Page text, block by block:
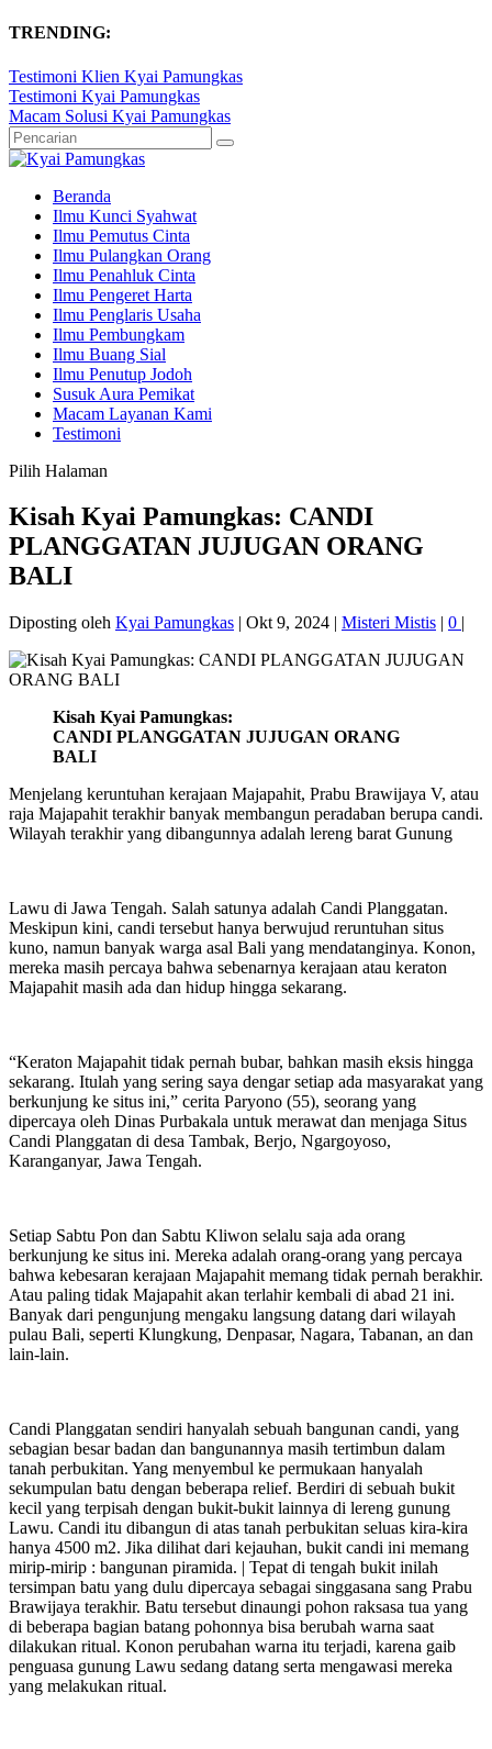
TRENDING:
Testimoni Klien Kyai Pamungkas
Testimoni Kyai Pamungkas
Macam Solusi Kyai Pamungkas
Beranda
Ilmu Kunci Syahwat
Ilmu Pemutus Cinta
Ilmu Pulangkan Orang
Ilmu Penahluk Cinta
Ilmu Pengeret Harta
Ilmu Penglaris Usaha
Ilmu Pembungkam
Ilmu Buang Sial
Ilmu Penutup Jodoh
Susuk Aura Pemikat
Macam Layanan Kami
Testimoni
Pilih Halaman
Kisah Kyai Pamungkas: CANDI
PLANGGATAN JUJUGAN ORANG
BALI
Diposting oleh Kyai Pamungkas | Okt 9, 2024 | Misteri Mistis | 0 |
Kisah Kyai Pamungkas:
CANDI PLANGGATAN JUJUGAN ORANG
BALI
Menjelang keruntuhan kerajaan Majapahit, Prabu Brawijaya V, atau
raja Majapahit terakhir banyak membangun peradaban berupa candi.
Wilayah terakhir yang dibangunnya adalah lereng barat Gunung
Lawu di Jawa Tengah. Salah satunya adalah Candi Planggatan.
Meskipun kini, candi tersebut hanya berwujud reruntuhan situs
kuno, namun banyak warga asal Bali yang mendatanginya. Konon,
mereka masih percaya bahwa sebenarnya kerajaan atau keraton
Majapahit masih ada dan hidup hingga sekarang.
“Keraton Majapahit tidak pernah bubar, bahkan masih eksis hingga
sekarang. Itulah yang sering saya dengar setiap ada masyarakat yang
berkunjung ke situs ini,” cerita Paryono (55), seorang yang
dipercaya oleh Dinas Purbakala untuk merawat dan menjaga Situs
Candi Planggatan di desa Tambak, Berjo, Ngargoyoso,
Karanganyar, Jawa Tengah.
Setiap Sabtu Pon dan Sabtu Kliwon selalu saja ada orang
berkunjung ke situs ini. Mereka adalah orang-orang yang percaya
bahwa kebesaran kerajaan Majapahit memang tidak pernah berakhir.
Atau paling tidak Majapahit akan terlahir kembali di abad 21 ini.
Banyak dari pengunjung mengaku langsung datang dari wilayah
pulau Bali, seperti Klungkung, Denpasar, Nagara, Tabanan, an dan
lain-lain.
Candi Planggatan sendiri hanyalah sebuah bangunan candi, yang
sebagian besar badan dan bangunannya masih tertimbun dalam
tanah perbukitan. Yang menyembul ke permukaan hanyalah
sekumpulan batu dengan beberapa relief. Berdiri di sebuah bukit
kecil yang terpisah dengan bukit-bukit lainnya di lereng gunung
Lawu. Candi itu dibangun di atas tanah perbukitan seluas kira-kira
hanya 4500 m2. Jika dilihat dari kejauhan, bukit candi ini memang
mirip-mirip : bangunan piramida. | Tepat di tengah bukit inilah
tersimpan batu yang dulu dipercaya sebagai singgasana sang Prabu
Brawijaya terakhir. Batu tersebut dinaungi pohon raksasa tua yang
di beberapa bagian batang pohonnya bisa berubah warna saat
dilakukan ritual. Konon perubahan warna itu terjadi, karena gaib
penguasa gunung Lawu sedang datang serta mengawasi mereka
yang melakukan ritual.